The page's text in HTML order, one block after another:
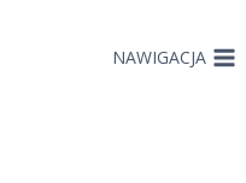
NAWIGACJA